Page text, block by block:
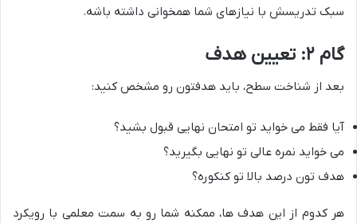
سبک تدریسش با نیازهای شما همخوانی داشته باشه.
گام ۲: تعیین هدف
بعد از شناخت سطح، باید هدفتون رو مشخص کنید:
آیا فقط می خواید تو امتحان نهایی قبول بشید؟
می خواید نمره عالی تو نهایی بگیرید؟
هدف تون درصد بالا تو کنکوره؟
هر کدوم از این هدف ها، ممکنه شما رو به سمت معلمی با رویکرد